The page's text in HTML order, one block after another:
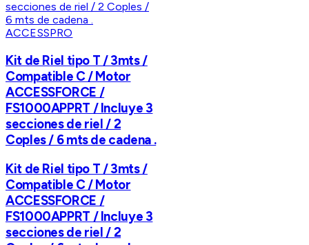
ACCESSPRO
Kit de Riel tipo T / 3mts /
Compatible C / Motor
ACCESSFORCE /
FS1000APPRT / Incluye 3
secciones de riel / 2
Coples / 6 mts de cadena .
Kit de Riel tipo T / 3mts /
Compatible C / Motor
ACCESSFORCE /
FS1000APPRT / Incluye 3
secciones de riel / 2